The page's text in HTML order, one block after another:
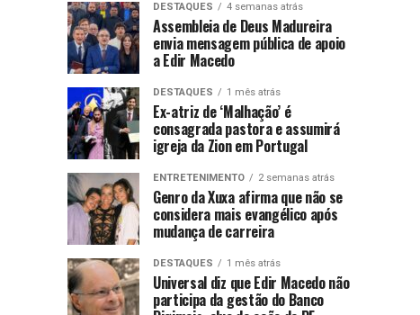
DESTAQUES 4 semanas atrás
Assembleia de Deus Madureira
envia mensagem pública de apoio
a Edir Macedo
DESTAQUES 1 mês atrás
Ex-atriz de ‘Malhação’ é
consagrada pastora e assumirá
igreja da Zion em Portugal
ENTRETENIMENTO 2 semanas atrás
Genro da Xuxa afirma que não se
considera mais evangélico após
mudança de carreira
DESTAQUES 1 mês atrás
Universal diz que Edir Macedo não
participa da gestão do Banco